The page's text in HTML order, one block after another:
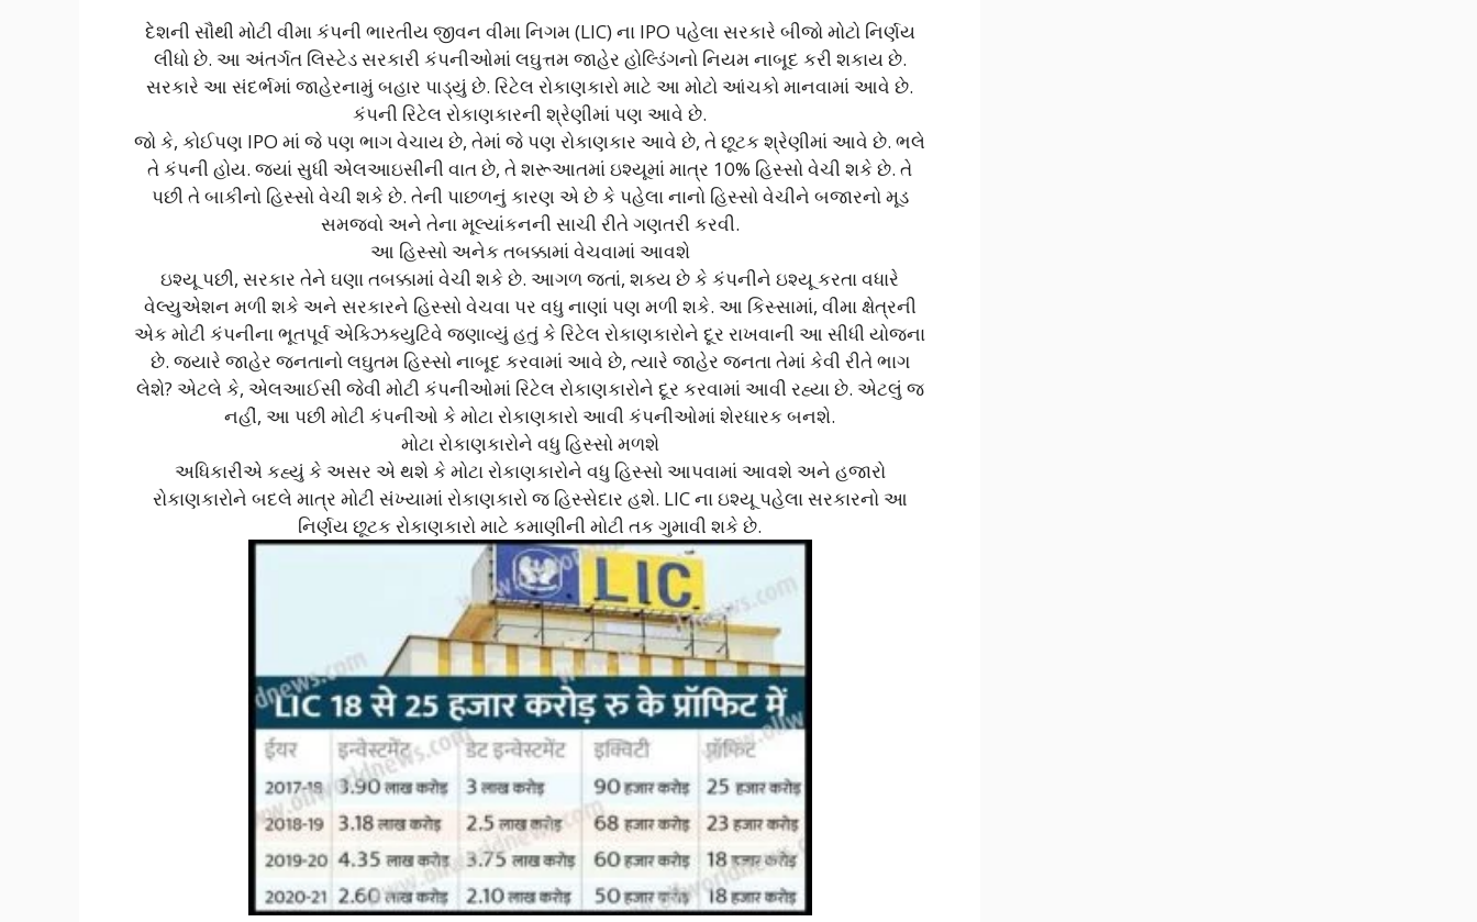
દેશની સૌથી મોટી વીમા કંપની ભારતીય જીવન વીમા નિગમ (LIC) ના IPO પહેલા સરકારે બીજો મોટો નિર્ણય
લીધો છે. આ અંતર્ગત લિસ્ટેડ સરકારી કંપનીઓમાં લઘુત્તમ જાહેર હોલ્ડિંગનો નિયમ નાબૂદ કરી શકાય છે.
સરકારે આ સંદર્ભમાં જાહેરનામું બહાર પાડ્યું છે. રિટેલ રોકાણકારો માટે આ મોટો આંચકો માનવામાં આવે છે.
કંપની રિટેલ રોકાણકારની શ્રેણીમાં પણ આવે છે.
જો કે, કોઈપણ IPO માં જે પણ ભાગ વેચાય છે, તેમાં જે પણ રોકાણકાર આવે છે, તે છૂટક શ્રેણીમાં આવે છે. ભલે
તે કંપની હોય. જ્યાં સુધી એલઆઇસીની વાત છે, તે શરૂઆતમાં ઇશ્યૂમાં માત્ર 10% હિસ્સો વેચી શકે છે. તે
પછી તે બાકીનો હિસ્સો વેચી શકે છે. તેની પાછળનું કારણ એ છે કે પહેલા નાનો હિસ્સો વેચીને બજારનો મૂડ
સમજવો અને તેના મૂલ્યાંકનની સાચી રીતે ગણતરી કરવી.
આ હિસ્સો અનેક તબક્કામાં વેચવામાં આવશે
ઇશ્યૂ પછી, સરકાર તેને ઘણા તબક્કામાં વેચી શકે છે. આગળ જતાં, શક્ય છે કે કંપનીને ઇશ્યૂ કરતા વધારે
વેલ્યુએશન મળી શકે અને સરકારને હિસ્સો વેચવા પર વધુ નાણાં પણ મળી શકે. આ કિસ્સામાં, વીમા ક્ષેત્રની
એક મોટી કંપનીના ભૂતપૂર્વ એક્ઝિક્યુટિવે જણાવ્યું હતું કે રિટેલ રોકાણકારોને દૂર રાખવાની આ સીધી યોજના
છે. જ્યારે જાહેર જનતાનો લઘુતમ હિસ્સો નાબૂદ કરવામાં આવે છે, ત્યારે જાહેર જનતા તેમાં કેવી રીતે ભાગ
લેશે? એટલે કે, એલઆઈસી જેવી મોટી કંપનીઓમાં રિટેલ રોકાણકારોને દૂર કરવામાં આવી રહ્યા છે. એટલું જ
નહીં, આ પછી મોટી કંપનીઓ કે મોટા રોકાણકારો આવી કંપનીઓમાં શેરધારક બનશે.
મોટા રોકાણકારોને વધુ હિસ્સો મળશે
અધિકારીએ કહ્યું કે અસર એ થશે કે મોટા રોકાણકારોને વધુ હિસ્સો આપવામાં આવશે અને હજારો
રોકાણકારોને બદલે માત્ર મોટી સંખ્યામાં રોકાણકારો જ હિસ્સેદાર હશે. LIC ના ઇશ્યૂ પહેલા સરકારનો આ
નિર્ણય છૂટક રોકાણકારો માટે કમાણીની મોટી તક ગુમાવી શકે છે.